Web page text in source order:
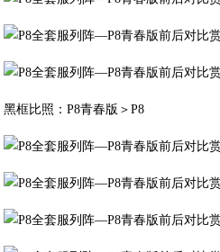
黑框比照：P8青春版＞P8